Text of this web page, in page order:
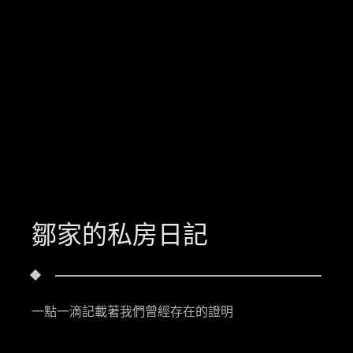
鄒家的私房日記
一點一滴記載著我們曾經存在的證明